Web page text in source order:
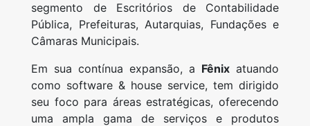
segmento de Escritórios de Contabilidade
Pública, Prefeituras, Autarquias, Fundações e
Câmaras Municipais.
Em sua contínua expansão, a Fênix atuando
como software & house service, tem dirigido
seu foco para áreas estratégicas, oferecendo
uma ampla gama de serviços e produtos